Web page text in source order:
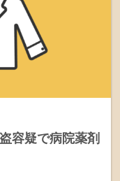
容疑で病院薬剤